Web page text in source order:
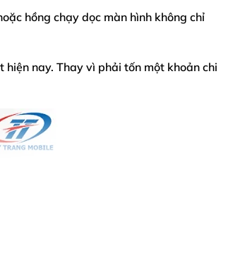
hồng chạy dọc màn hình không chỉ
hiện nay. Thay vì phải tốn một khoản chi